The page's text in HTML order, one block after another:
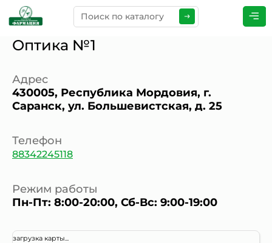
Оптика №1
Адрес
430005, Республика Мордовия, г.
Саранск, ул. Большевистская, д. 25
Телефон
88342245118
Режим работы
Пн-Пт: 8:00-20:00, Сб-Вс: 9:00-19:00
загрузка карты...
ПРЕДСТАВЬТЕСЬ
ТЕЛЕФОН*
КОММЕНТАРИИ*